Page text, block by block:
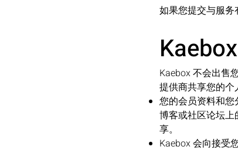
如果您提交与服务
Kaebox 不会出售
提供商共享您的个
您的会员资料和
博客或社区论坛上
享。
Kaebox 会向接受